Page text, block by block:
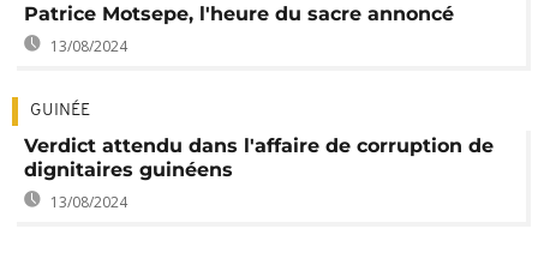
Patrice Motsepe, l'heure du sacre annoncé
13/08/2024
GUINÉE
Verdict attendu dans l'affaire de corruption de
dignitaires guinéens
13/08/2024